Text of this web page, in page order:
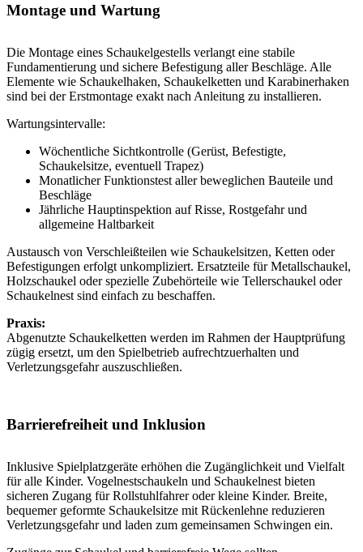
Montage und Wartung
Die Montage eines Schaukelgestells verlangt eine stabile
Fundamentierung und sichere Befestigung aller Beschläge. Alle
Elemente wie Schaukelhaken, Schaukelketten und Karabinerhaken
sind bei der Erstmontage exakt nach Anleitung zu installieren.
Wartungsintervalle:
Wöchentliche Sichtkontrolle (Gerüst, Befestigte,
Schaukelsitze, eventuell Trapez)
Monatlicher Funktionstest aller beweglichen Bauteile und
Beschläge
Jährliche Hauptinspektion auf Risse, Rostgefahr und
allgemeine Haltbarkeit
Austausch von Verschleißteilen wie Schaukelsitzen, Ketten oder
Befestigungen erfolgt unkompliziert. Ersatzteile für Metallschaukel,
Holzschaukel oder spezielle Zubehörteile wie Tellerschaukel oder
Schaukelnest sind einfach zu beschaffen.
Praxis:
Abgenutzte Schaukelketten werden im Rahmen der Hauptprüfung
zügig ersetzt, um den Spielbetrieb aufrechtzuerhalten und
Verletzungsgefahr auszuschließen.
Barrierefreiheit und Inklusion
Inklusive Spielplatzgeräte erhöhen die Zugänglichkeit und Vielfalt
für alle Kinder. Vogelnestschaukeln und Schaukelnest bieten
sicheren Zugang für Rollstuhlfahrer oder kleine Kinder. Breite,
bequemer geformte Schaukelsitze mit Rückenlehne reduzieren
Verletzungsgefahr und laden zum gemeinsamen Schwingen ein.